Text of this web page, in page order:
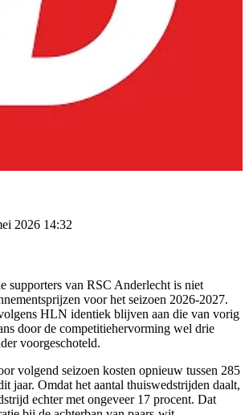
2026 14:32
supporters van RSC Anderlecht is niet
voor het seizoen 2026-2027.
HLN identiek blijven aan die van vorig
door de competitiehervorming wel drie
voorgeschoteld.
volgend seizoen kosten opnieuw tussen 285
jaar. Omdat het aantal thuiswedstrijden daalt,
echter met ongeveer 17 procent. Dat